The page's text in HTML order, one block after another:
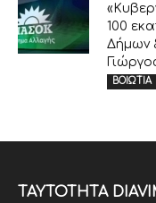
100
Δήμων
ΒΟΙΩΤΙΑ
ΤΑΥΤΟΤΗΤΑ